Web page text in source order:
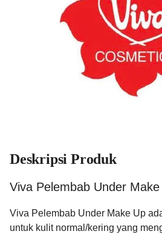
Deskripsi Produk
Viva Pelembab Under
Viva Pelembab Under Make Up
untuk kulit normal/kering yang